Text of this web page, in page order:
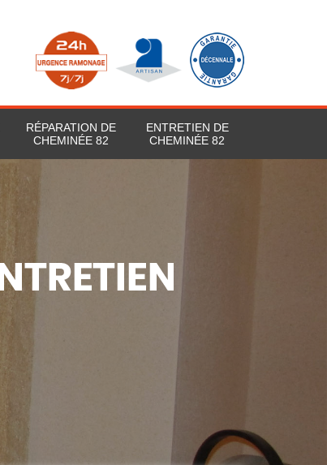
RÉPARATION DE
CHEMINÉE 82
ENTRETIEN DE
CHEMINÉE 82